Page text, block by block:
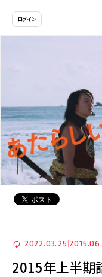
ログイン
2022.03.25
2015年上半期